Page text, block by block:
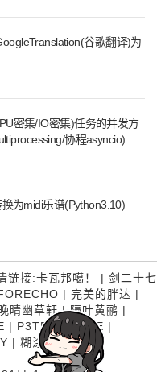
谷歌翻译)为
密集/IO密集)任务的并发方
协程asyncio)
为midi乐谱(Python3.10)
链接:卡瓦邦噶！ | 剑二十七
| 完美的胖达 |
晚晴幽草轩|隔叶黄鹂 |
| P3TERX ZONE |
| 糊涂说